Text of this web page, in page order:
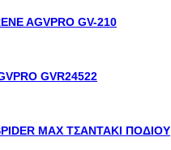
AGVPRO GV-210
GVR24522
MAX ΤΣΑΝΤΑΚΙ ΠΟΔΙΟΥ